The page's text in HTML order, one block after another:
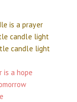
is a prayer
candle light
candle light
is a hope